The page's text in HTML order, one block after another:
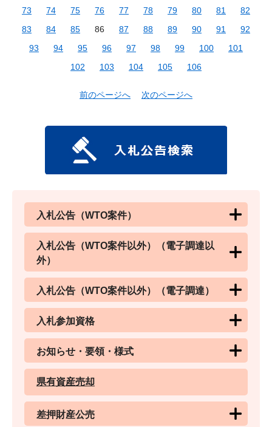
73
74 75 76 77 78 79 80 81
82
83
84 85 86 87 88 89 90 91
92
93
94 95 96 97 98 99 100
101
102
103 104 105 106
前のページへ 次のページへ
入札公告（WTO案件）
入札公告（WTO案件以外）（電子調達以
外）
入札公告（WTO案件以外）（電子調達）
入札参加資格
お知らせ・要領・様式
県有資産売却
差押財産公売